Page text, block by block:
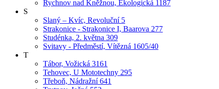
Rychnov nad Kněžnou, Ekologická 1187
S
Slaný – Kvíc, Revoluční 5
Strakonice - Strakonice I, Baarova 277
Studénka, 2. května 309
Svitavy - Předměstí, Vítězná 1605/40
T
Tábor, Vožická 3161
Tehovec, U Mototechny 295
Třeboň, Nádražní 641